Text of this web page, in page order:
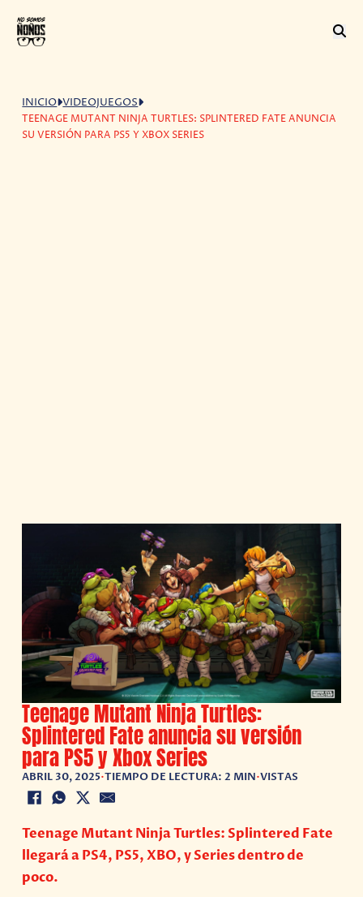
INICIO VIDEOJUEGOS
TEENAGE MUTANT NINJA TURTLES: SPLINTERED FATE ANUNCIA
SU VERSIÓN PARA PS5 Y XBOX SERIES
Teenage Mutant Ninja Turtles:
Splintered Fate anuncia su versión
para PS5 y Xbox Series
ABRIL 30, 2025•TIEMPO DE LECTURA: 2 MIN•VISTAS
Teenage Mutant Ninja Turtles: Splintered Fate
llegará a PS4, PS5, XBO, y Series dentro de
poco.